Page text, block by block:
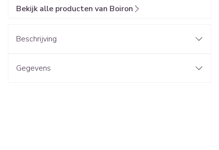
Bekijk alle producten van Boiron
Beschrijving
Gegevens